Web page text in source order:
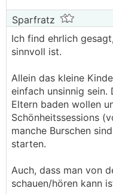
Sparfratz
Ich find ehrlich
sinnvoll ist.
Allein das kleine
einfach unsinnig sein.
Eltern baden wollen
Schönheitssessions
manche Burschen
starten.
Auch, dass man von
schauen/hören kann